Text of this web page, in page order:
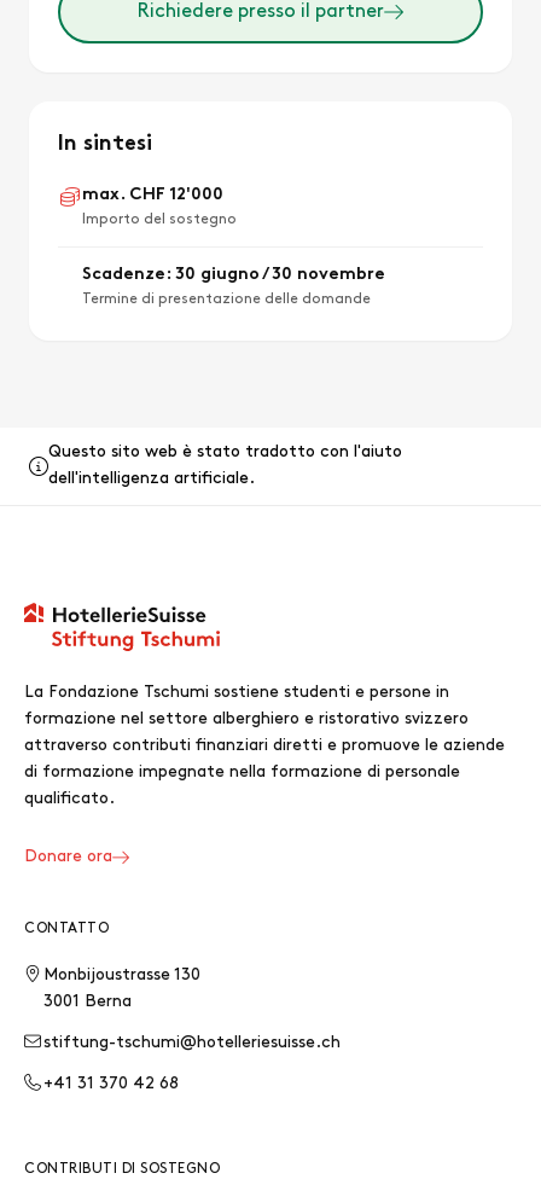
Richiedere presso il partner
In sintesi
max. CHF 12'000
Importo del sostegno
Scadenze: 30 giugno / 30 novembre
Termine di presentazione delle domande
Questo sito web è stato tradotto con l'aiuto
dell'intelligenza artificiale.
La Fondazione Tschumi sostiene studenti e persone in
formazione nel settore alberghiero e ristorativo svizzero
attraverso contributi finanziari diretti e promuove le aziende
di formazione impegnate nella formazione di personale
qualificato.
Donare ora
CONTATTO
Monbijoustrasse 130
3001 Berna
stiftung-tschumi@hotelleriesuisse.ch
+41 31 370 42 68
CONTRIBUTI DI SOSTEGNO